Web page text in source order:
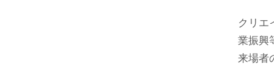
クリエ
業振興
来場者